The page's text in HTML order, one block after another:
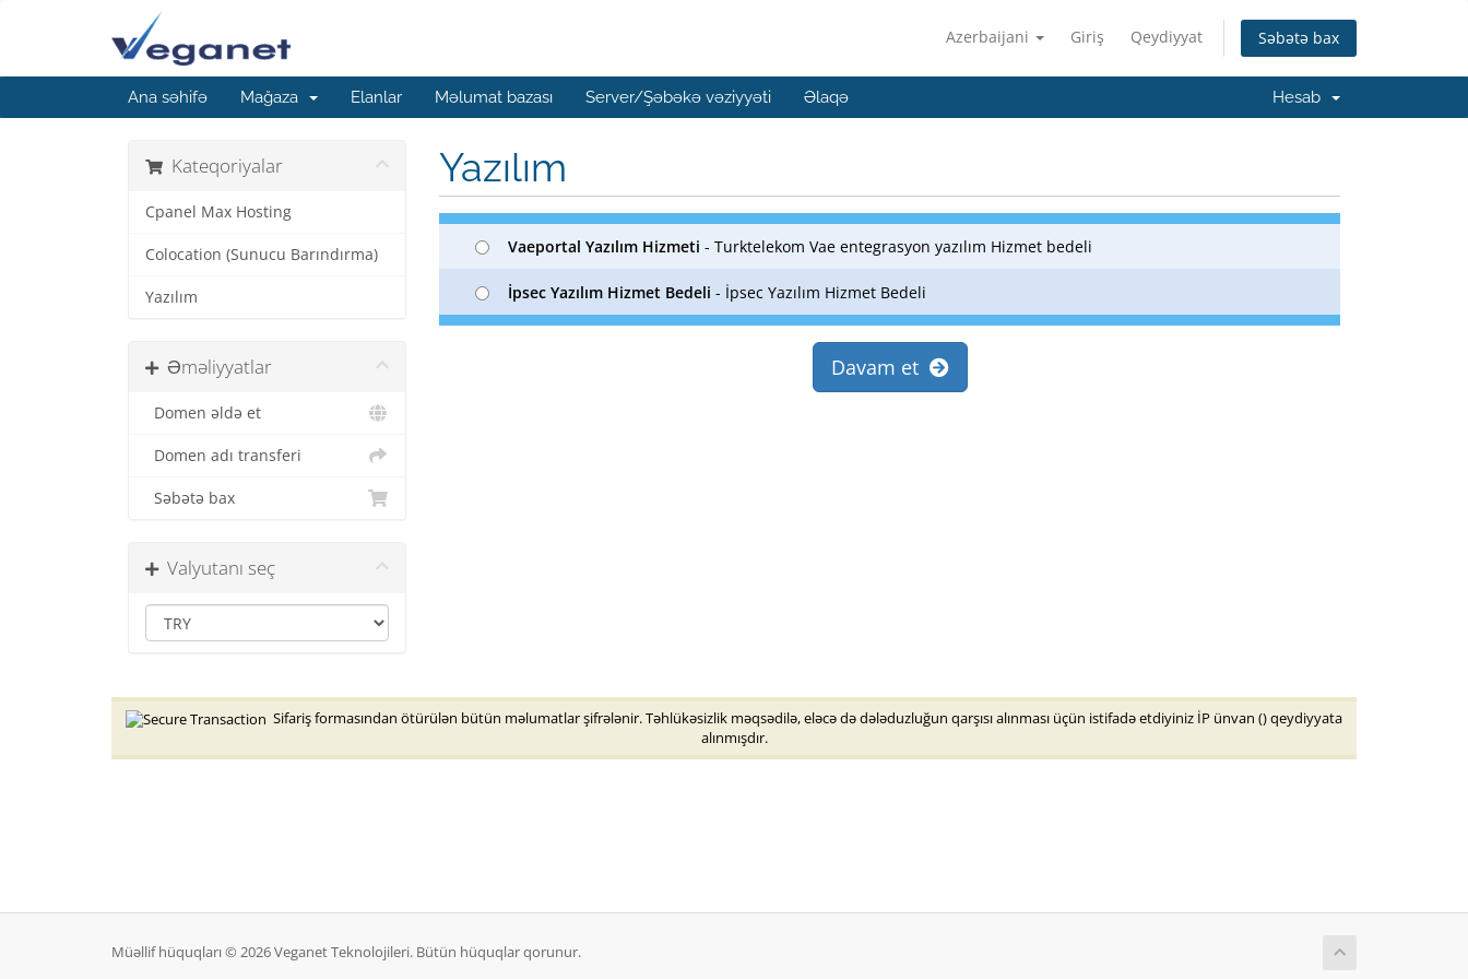
Azerbaijani Giriş Qeydiyyat Səbətə bax
Ana səhifə Mağaza Elanlar Məlumat bazası Server/Şəbəkə vəziyyəti Əlaqə Hesab
Yazılım
Kateqoriyalar
Cpanel Max Hosting
Colocation (Sunucu Barındırma)
Yazılım
Əməliyyatlar
Domen əldə et
Domen adı transferi
Səbətə bax
Valyutanı seç
Vaeportal Yazılım Hizmeti - Turktelekom Vae entegrasyon yazılım Hizmet bedeli
İpsec Yazılım Hizmet Bedeli - İpsec Yazılım Hizmet Bedeli
Davam et
Sifariş formasından ötürülən bütün məlumatlar şifrələnir. Təhlükəsizlik məqsədilə, eləcə də dələduzluğun qarşısı alınması üçün istifadə etdiyiniz İP ünvan () qeydiyyata
alınmışdır.
Müəllif hüquqları © 2026 Veganet Teknolojileri. Bütün hüquqlar qorunur.